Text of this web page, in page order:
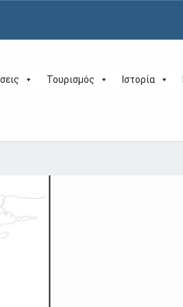
Τουρισμός Ιστορία